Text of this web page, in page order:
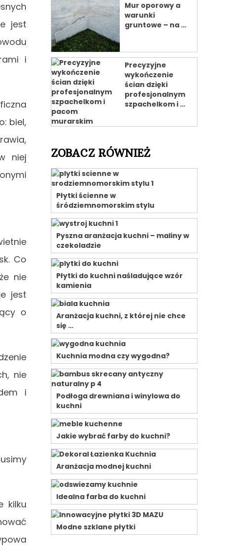
jest
i
biel,
niej
Co
nie
jest
o
nie
i
kilku
Mur oporowy a
warunki
gruntowe – na …
Precyzyjne
wykończenie
ścian dzięki
profesjonalnym
szpachelkom i …
ZOBACZ RÓWNIEŻ
Płytki ścienne w
śródziemnomorskim stylu
Pyszna aranżacja kuchni – maliny w
czekoladzie
Płytki do kuchni naśladujące wzór
kamienia
Aranżacja kuchni, z której nie chce
się …
Kuchnia modna czy wygodna?
Podłoga drewniana i winylowa do
kuchni
Jakie wybrać farby do kuchni?
Aranżacja modnej kuchni
Idealna farba do kuchni
Modne szklane płytki